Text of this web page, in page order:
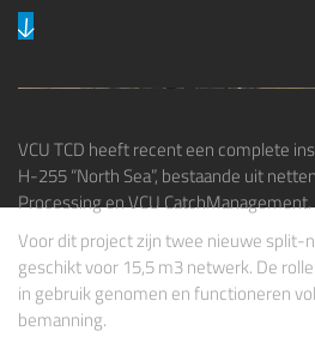
VCU TCD heeft recent een complete
H-255 “North Sea”, bestaande uit
Processing en VCU CatchManagement.
Voor dit project zijn twee nieuwe split-
geschikt voor 15,5 m3 netwerk. De
in gebruik genomen en functioneren
bemanning.